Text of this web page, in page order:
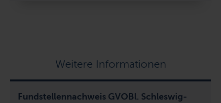
Weitere Informationen
Fundstellennachweis GVOBl. Schleswig-